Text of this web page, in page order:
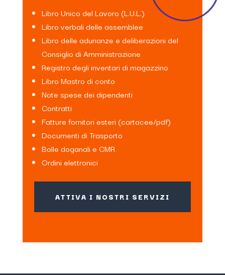
Libro Unico del Lavoro (L.U.L.)
Libro verbali delle assemblee
Libro delle adunanze e deliberazioni del
Consiglio di Amministrazione
Registro degli inventari di magazzino
Libro Mastro di conto
Note spese dei dipendenti
Contratti
Fatture fornitori esteri (cartacee/pdf)
Documenti di Trasporto
Bolle doganali e CMR
Ordini elettronici
ATTIVA I NOSTRI SERVIZI